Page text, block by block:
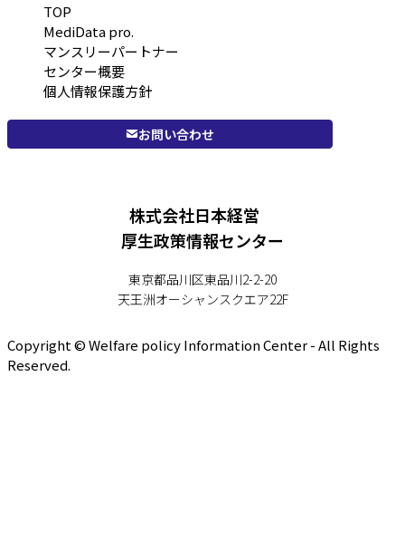
TOP
MediData pro.
マンスリーパートナー
センター概要
個人情報保護方針
お問い合わせ
株式会社日本経営
厚生政策情報センター
東京都品川区東品川2-2-20
天王洲オーシャンスクエア22F
Copyright © Welfare policy Information Center - All Rights
Reserved.